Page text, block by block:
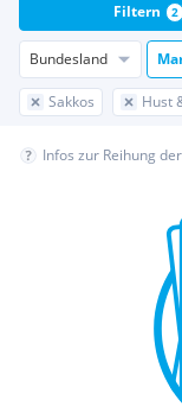
Bundesland
Sakkos Hust
Filtern 2
Infos zur Reihung